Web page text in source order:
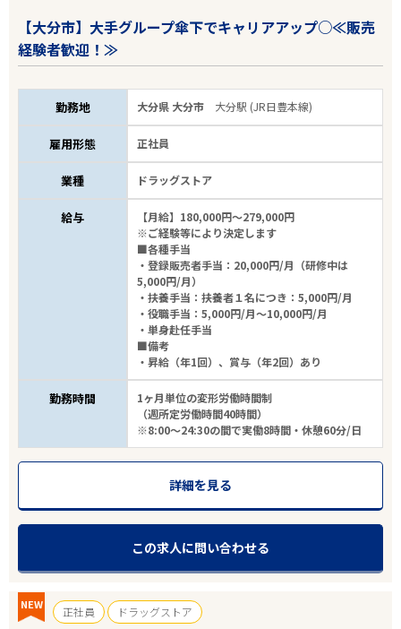
【大分市】大手グループ傘下でキャリアアップ○≪販売
経験者歓迎！≫
勤務地 大分県 大分市 大分駅 (JR日豊本線)
雇用形態 正社員
業種 ドラッグストア
給与
【月給】180,000円～279,000円
※ご経験等により決定します
■各種手当
・登録販売者手当：20,000円/月（研修中は
5,000円/月）
・扶養手当：扶養者１名につき：5,000円/月
・役職手当：5,000円/月～10,000円/月
・単身赴任手当
■備考
・昇給（年1回）、賞与（年2回）あり
勤務時間
1ヶ月単位の変形労働時間制
（週所定労働時間40時間）
※8:00～24:30の間で実働8時間・休憩60分/日
詳細を見る
この求人に問い合わせる
NEW 正社員
ドラッグストア